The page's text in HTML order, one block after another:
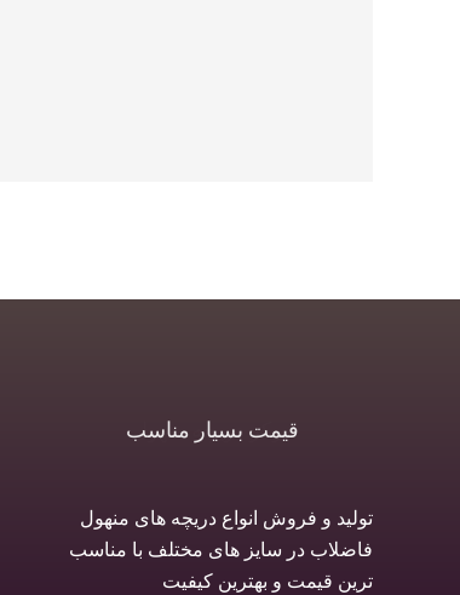
قیمت بسیار مناسب
تولید و فروش انواع دریچه های منهول
فاضلاب در سایز های مختلف با مناسب
ترین قیمت و بهترین کیفیت